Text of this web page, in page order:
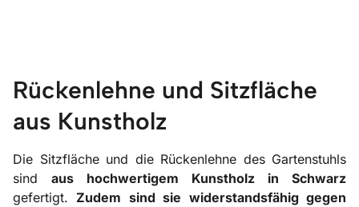
Rückenlehne und Sitzfläche
aus Kunstholz
Die Sitzfläche und die Rückenlehne des Gartenstuhls
sind aus hochwertigem Kunstholz in Schwarz
gefertigt.Zudem sind sie widerstandsfähig gegen